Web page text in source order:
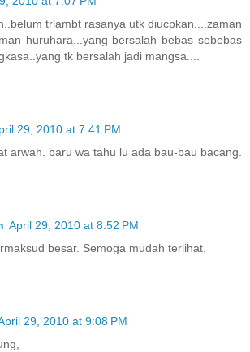
trlambt rasanya utk diucpkan....zaman
huruhara...yang bersalah bebas sebebas
tk bersalah jadi mangsa....
29, 2010 at 7:41 PM
arwah. baru wa tahu lu ada bau-bau bacang.
April 29, 2010 at 8:52 PM
besar. Semoga mudah terlihat.
29, 2010 at 9:08 PM